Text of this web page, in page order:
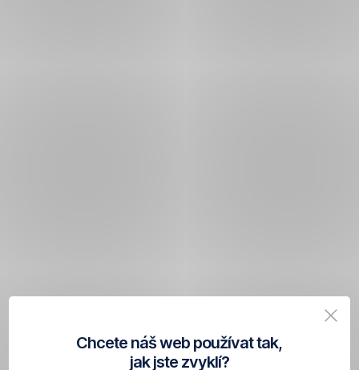
Chcete náš web používat tak,
jak jste zvyklí?